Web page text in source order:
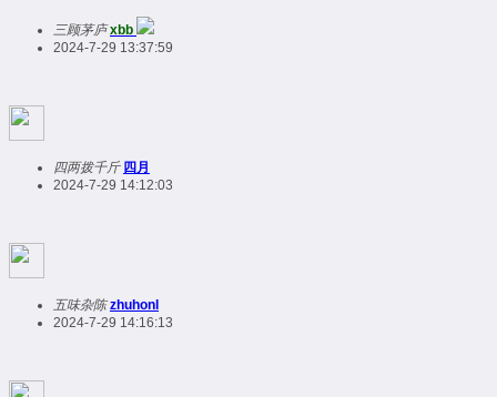
三顾茅庐 xbb
2024-7-29 13:37:59
四两拨千斤 四月
2024-7-29 14:12:03
五味杂陈 zhuhonl
2024-7-29 14:16:13